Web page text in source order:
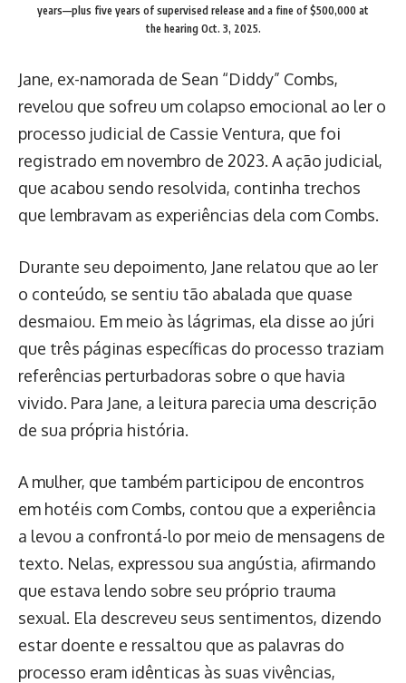
years—plus five years of supervised release and a fine of $500,000 at
the hearing Oct. 3, 2025.
Jane, ex-namorada de Sean “Diddy” Combs,
revelou que sofreu um colapso emocional ao ler o
processo judicial de Cassie Ventura, que foi
registrado em novembro de 2023. A ação judicial,
que acabou sendo resolvida, continha trechos
que lembravam as experiências dela com Combs.
Durante seu depoimento, Jane relatou que ao ler
o conteúdo, se sentiu tão abalada que quase
desmaiou. Em meio às lágrimas, ela disse ao júri
que três páginas específicas do processo traziam
referências perturbadoras sobre o que havia
vivido. Para Jane, a leitura parecia uma descrição
de sua própria história.
A mulher, que também participou de encontros
em hotéis com Combs, contou que a experiência
a levou a confrontá-lo por meio de mensagens de
texto. Nelas, expressou sua angústia, afirmando
que estava lendo sobre seu próprio trauma
sexual. Ela descreveu seus sentimentos, dizendo
estar doente e ressaltou que as palavras do
processo eram idênticas às suas vivências,